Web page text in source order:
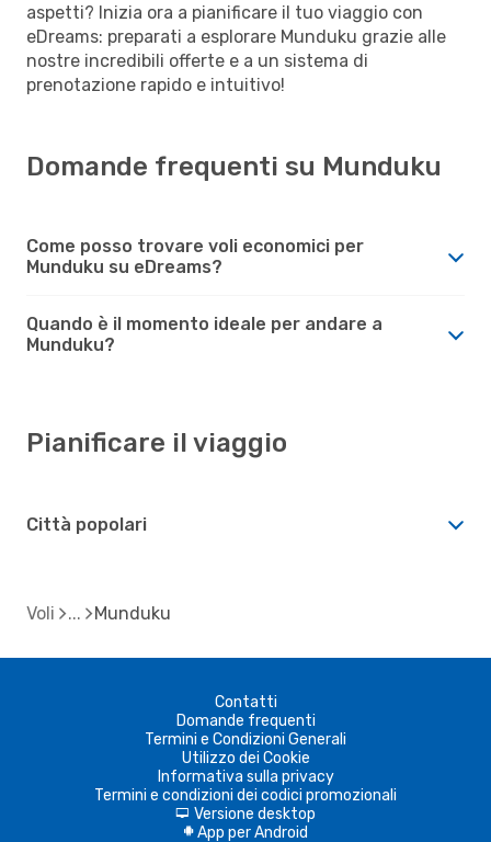
aspetti? Inizia ora a pianificare il tuo viaggio con
eDreams: preparati a esplorare Munduku grazie alle
nostre incredibili offerte e a un sistema di
prenotazione rapido e intuitivo!
Domande frequenti su Munduku
Come posso trovare voli economici per
Munduku su eDreams?
Quando è il momento ideale per andare a
Munduku?
Pianificare il viaggio
Città popolari
Voli Munduku
Contatti
Domande frequenti
Termini e Condizioni Generali
Utilizzo dei Cookie
Informativa sulla privacy
Termini e condizioni dei codici promozionali
d Versione desktop
A App per Android